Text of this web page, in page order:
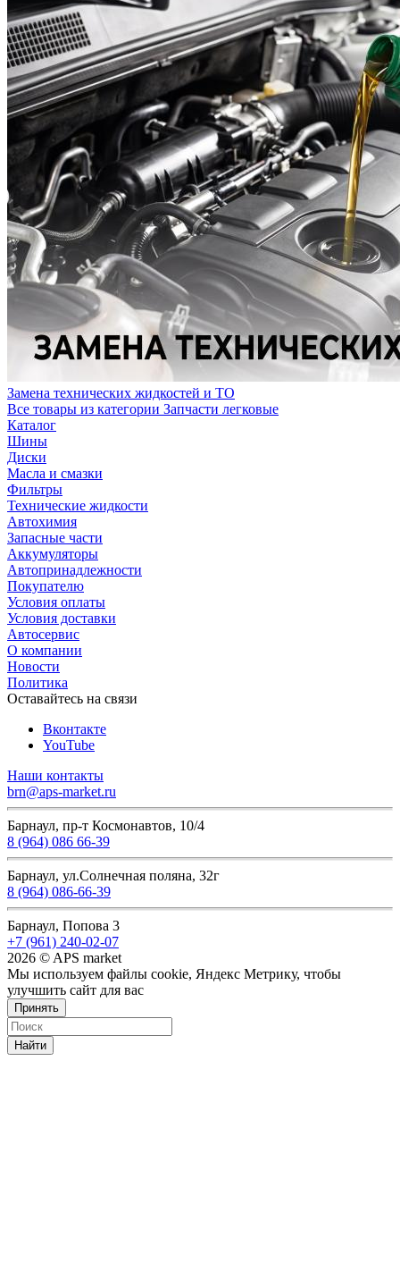
Замена технических жидкостей и ТО
Все товары из категории Запчасти легковые
Каталог
Шины
Диски
Масла и смазки
Фильтры
Технические жидкости
Автохимия
Запасные части
Аккумуляторы
Автопринадлежности
Покупателю
Условия оплаты
Условия доставки
Автосервис
О компании
Новости
Политика
Оставайтесь на связи
Вконтакте
YouTube
Наши контакты
brn@aps-market.ru
Барнаул, пр-т Космонавтов, 10/4
8 (964) 086 66-39
Барнаул, ул.Солнечная поляна, 32г
8 (964) 086-66-39
Барнаул, Попова 3
+7 (961) 240-02-07
2026 © APS market
Мы используем файлы cookie, Яндекс Метрику, чтобы
улучшить сайт для вас
Принять
Найти